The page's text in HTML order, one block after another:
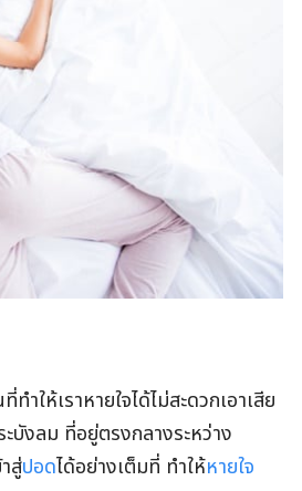
ให้เราหายใจได้ไม่สะดวกเอาเสีย
บังลม ที่อยู่ตรงกลางระหว่าง
สู่ปอดได้อย่างเต็มที่ ทำให้หายใจ